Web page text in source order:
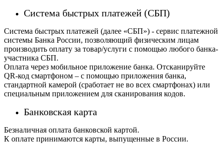
Система быстрых платежей (СБП)
Система быстрых платежей (далее «СБП») - сервис платежной
системы Банка России, позволяющий физическим лицам
производить оплату за товар/услуги с помощью любого банка-
участника СБП.
Оплата через мобильное приложение банка. Отсканируйте
QR-код смартфоном – с помощью приложения банка,
стандартной камерой (сработает не во всех смартфонах) или
специальным приложением для сканирования кодов.
Банковская карта
Безналичная оплата банковской картой.
К оплате принимаются карты, выпущенные в России.